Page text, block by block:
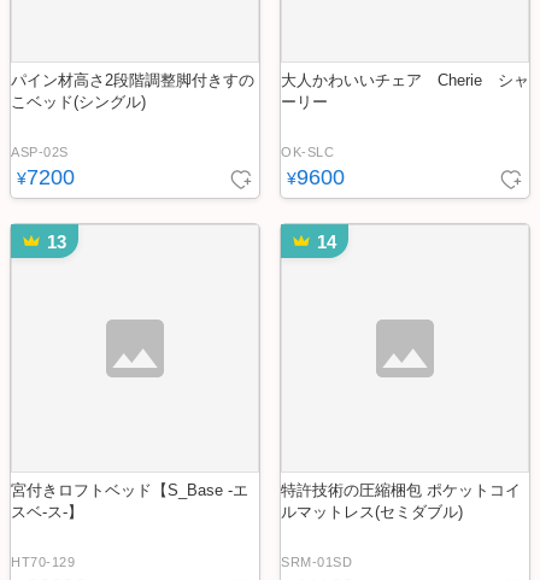
パイン材高さ2段階調整脚付きすの
こベッド(シングル)
ASP-02S
¥7200
大人かわいいチェア Cherie シャ
ーリー
OK-SLC
¥9600
13
宮付きロフトベッド【S_Base -エ
スベ-ス-】
HT70-129
14
特許技術の圧縮梱包 ポケットコイ
ルマットレス(セミダブル)
SRM-01SD